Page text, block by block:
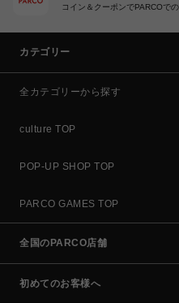
コイン＆クーポンでPARCOで
カテゴリー
全カテゴリーから探す
culture TOP
POP-UP SHOP TOP
PARCO GAMES TOP
全国のPARCO店舗
初めてのお客様へ